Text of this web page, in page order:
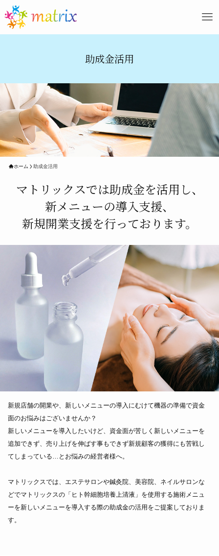
助成金活用
ホーム 助成金活用
マトリックスでは助成金を活用し、
新メニューの導入支援、
新規開業支援を行っております。
新規店舗の開業や、新しいメニューの導入にむけて機器の準備で資金
面のお悩みはございませんか？
新しいメニューを導入したいけど、資金面が苦しく新しいメニューを
追加できず、売り上げを伸ばす事もできず新規顧客の獲得にも苦戦し
てしまっている…とお悩みの経営者様へ。
マトリックスでは、エステサロンや鍼灸院、美容院、ネイルサロンな
どでマトリックスの「ヒト幹細胞培養上清液」を使用する施術メニュ
ーを新しいメニューを導入する際の助成金の活用をご提案しておりま
す。